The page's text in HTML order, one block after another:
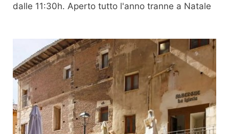
dalle 11:30h. Aperto tutto l'anno tranne a Natale